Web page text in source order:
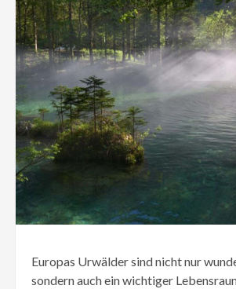
Europas Urwälder sind nicht nur
sondern auch ein wichtiger